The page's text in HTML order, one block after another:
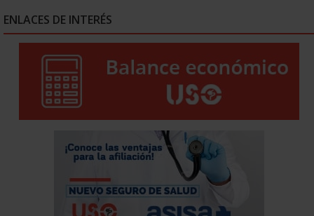
ENLACES DE INTERÉS